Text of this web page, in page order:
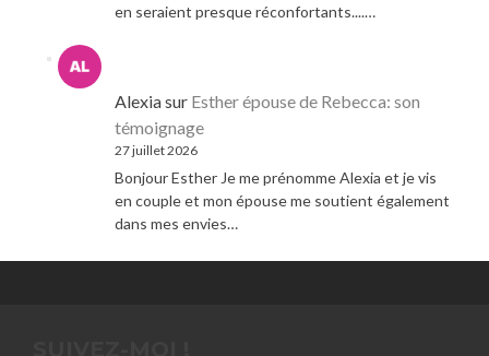
en seraient presque réconfortants....…
Alexiasur Esther épouse de Rebecca: son
témoignage
27 juillet 2026
Bonjour Esther Je me prénomme Alexia et je vis
en couple et mon épouse me soutient également
dans mes envies…